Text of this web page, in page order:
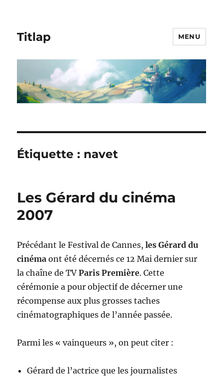
Titlap MENU
Étiquette : navet
Les Gérard du cinéma
2007
Précédant le Festival de Cannes,les Gérard du
cinéma ont été décernés ce 12 Mai dernier sur
la chaîne de TVParis Première. Cette
cérémonie a pour objectif de décerner une
récompense aux plus grosses taches
cinématographiques de l’année passée.
Parmi les « vainqueurs », on peut citer :
Gérard de l’actrice que les journalistes